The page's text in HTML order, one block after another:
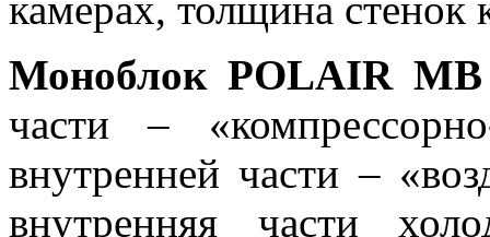
Моноблок POLAIR
части –
внутренней части –
внутренняя части